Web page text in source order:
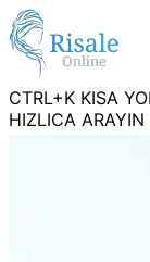
CTRL+K KISA
HIZLICA ARAYIN